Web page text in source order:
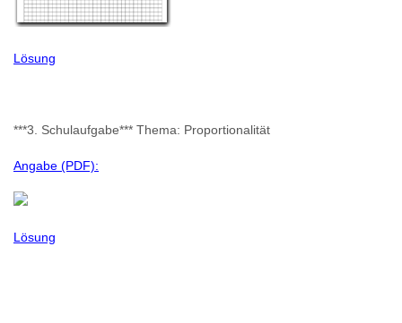
Lösung
***3. Schulaufgabe*** Thema: Proportionalität
Angabe (PDF):
Lösung